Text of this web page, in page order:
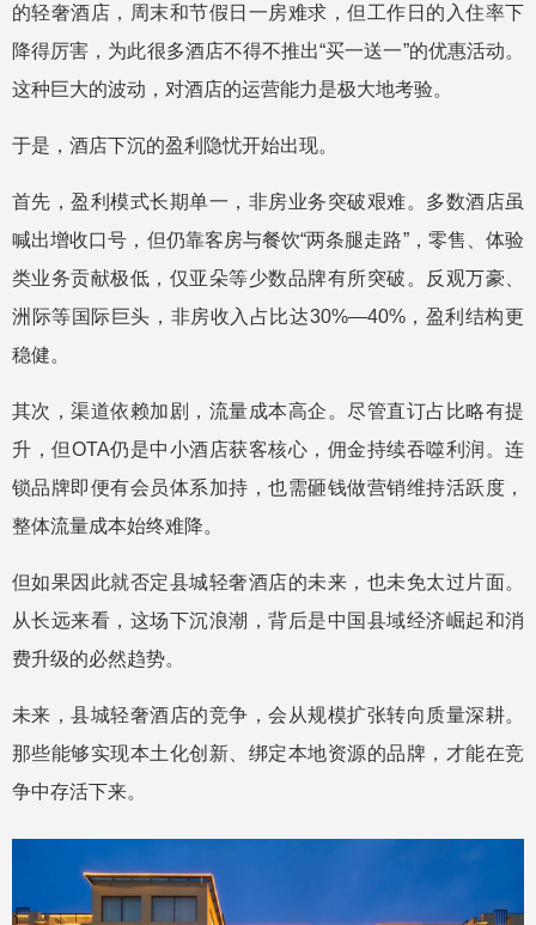
的轻奢酒店，周末和节假日一房难求，但工作日的入住率下
降得厉害，为此很多酒店不得不推出“买一送一”的优惠活动。
这种巨大的波动，对酒店的运营能力是极大地考验。
于是，酒店下沉的盈利隐忧开始出现。
首先，盈利模式长期单一，非房业务突破艰难。多数酒店虽
喊出增收口号，但仍靠客房与餐饮“两条腿走路”，零售、体验
类业务贡献极低，仅亚朵等少数品牌有所突破。反观万豪、
洲际等国际巨头，非房收入占比达30%—40%，盈利结构更
稳健。
其次，渠道依赖加剧，流量成本高企。尽管直订占比略有提
升，但OTA仍是中小酒店获客核心，佣金持续吞噬利润。连
锁品牌即便有会员体系加持，也需砸钱做营销维持活跃度，
整体流量成本始终难降。
但如果因此就否定县城轻奢酒店的未来，也未免太过片面。
从长远来看，这场下沉浪潮，背后是中国县域经济崛起和消
费升级的必然趋势。
未来，县城轻奢酒店的竞争，会从规模扩张转向质量深耕。
那些能够实现本土化创新、绑定本地资源的品牌，才能在竞
争中存活下来。